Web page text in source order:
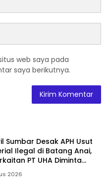
web saya pada
saya berikutnya.
Sumbar Desak APH Usut
Ilegal di Batang Anai,
PT UHA Diminta
2026